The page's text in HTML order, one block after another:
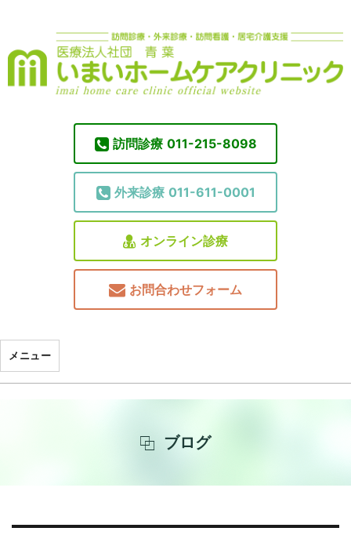
訪問診療 011-215-8098
外来診療 011-611-0001
オンライン診療
お問合わせフォーム
メニュー
ブログ